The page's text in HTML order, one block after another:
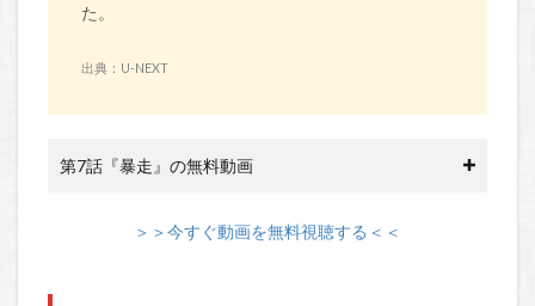
た。
出典：U-NEXT
第7話『暴走』の無料動画
＞＞今すぐ動画を無料視聴する＜＜